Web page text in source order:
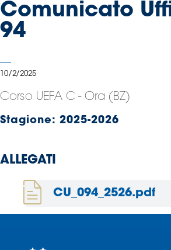
Paralimpico
Serie
Serie
Femminile
del
Shop
partner
delle
nazionali
Comunicato
94
10/2/2025
Corso UEFA C - Ora (BZ)
Stagione: 2025-2026
ALLEGATI
CU_094_2526.pdf